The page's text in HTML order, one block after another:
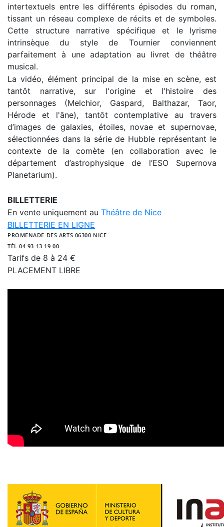
intertextuels entre les différents épisodes du roman,
tissant un réseau complexe de récits et de symboles.
Cette structure narrative spécifique et le lyrisme
intrinsèque du style de Tournier conviennent
parfaitement à une adaptation au livret de théâtre
musical.
La vidéo, élément principal de la mise en scène, est
tantôt narrative, sur l'origine et l'histoire des
personnages (Melchior, Gaspard, Balthazar, Taor,
Hérode et l'âne), tantôt contemplative au travers
d’images de galaxies, étoiles, novae et supernovae,
sélectionnées dans la série de Hubble représentant le
contexte de la comète (en collaboration avec le
département d’astrophysique de l’ESO Supernova
Planetarium).
BILLETTERIE
En vente uniquement au Théâtre de Nice
BILLETTERIE EN LIGNE
PROMENADE DES ARTS 06300 NICE
TÉL 04 93 13 19 00
Tarifs de 8 à 24 €
PLACEMENT LIBRE